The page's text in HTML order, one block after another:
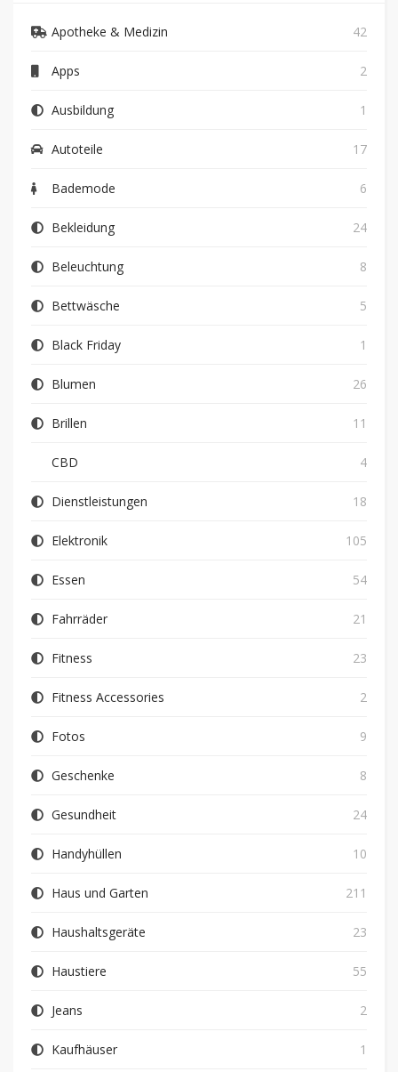
Apotheke & Medizin 42
Apps 2
Ausbildung 1
Autoteile 17
Bademode 6
Bekleidung 24
Beleuchtung 8
Bettwäsche 5
Black Friday 1
Blumen 26
Brillen 11
CBD 4
Dienstleistungen 18
Elektronik 105
Essen 54
Fahrräder 21
Fitness 23
Fitness Accessories 2
Fotos 9
Geschenke 8
Gesundheit 24
Handyhüllen 10
Haus und Garten 211
Haushaltsgeräte 23
Haustiere 55
Jeans 2
Kaufhäuser 1